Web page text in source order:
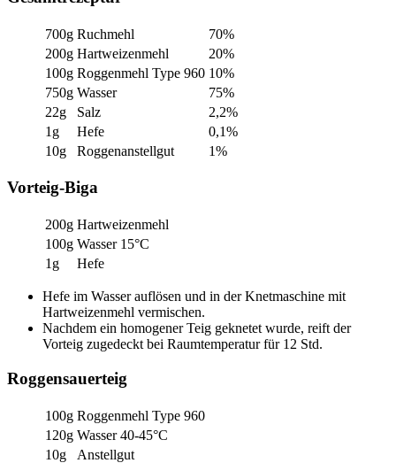
700g Ruchmehl
70%
200g Hartweizenmehl
20%
100g Roggenmehl Type 960 10%
750g Wasser
75%
22g
Salz
2,2%
1g
Hefe
0,1%
10g
Roggenanstellgut 1%
Vorteig-Biga
200g Hartweizenmehl
100g Wasser 15°C
1g
Hefe
Hefe im Wasser auflösen und in der Knetmaschine mit
Hartweizenmehl vermischen.
Nachdem ein homogener Teig geknetet wurde, reift der
Vorteig zugedeckt bei Raumtemperatur für 12 Std.
Roggensauerteig
100g Roggenmehl Type 960
120g Wasser 40-45°C
10g
Anstellgut